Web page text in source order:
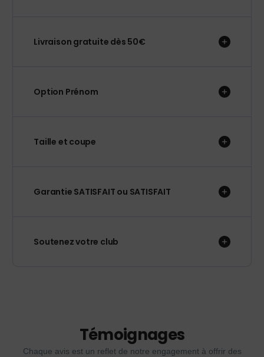
Livraison gratuite dès 50€
Option Prénom
Taille et coupe
Garantie SATISFAIT ou SATISFAIT
Soutenez votre club
Témoignages
Chaque avis est un reflet de notre engagement à offrir des